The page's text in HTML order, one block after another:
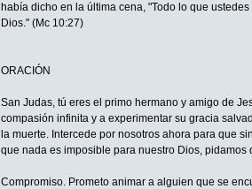
había dicho en la última cena, "Todo lo que
Dios." (Mc 10:27)
ORACIÓN
San Judas, tú eres el primo hermano y amigo de
compasión infinita y a experimentar su gracia
la muerte. Intercede por nosotros ahora para que
que nada es imposible para nuestro Dios,
Compromiso. Prometo animar a alguien que se